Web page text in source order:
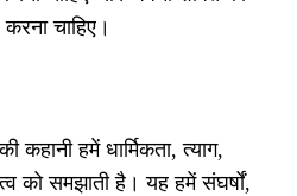
चाहिए।
हमें धार्मिकता, त्याग,
को समझाती है। यह हमें संघर्षों,